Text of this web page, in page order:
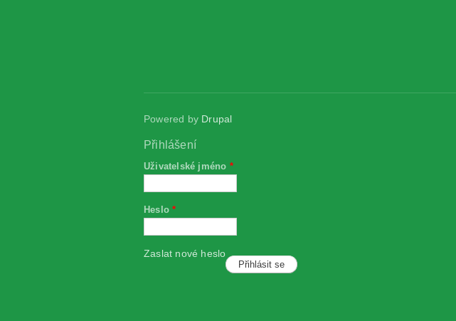
Powered by Drupal
Přihlášení
Uživatelské jméno *
Heslo*
Zaslat nové heslo